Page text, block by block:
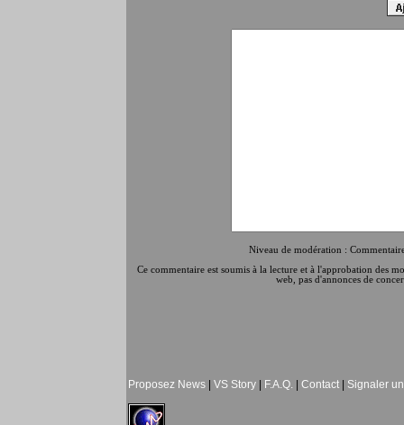
Niveau de modération :
Ce commentaire est soumis à la lecture et à l'approbation des
web, pas d'annonces de
Proposez News VS Story F.A.Q. Contact Signaler